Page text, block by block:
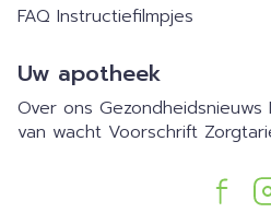
FAQ Instructiefilmpjes
Uw apotheek
Over ons Gezondheidsnieuws
van wacht Voorschrift